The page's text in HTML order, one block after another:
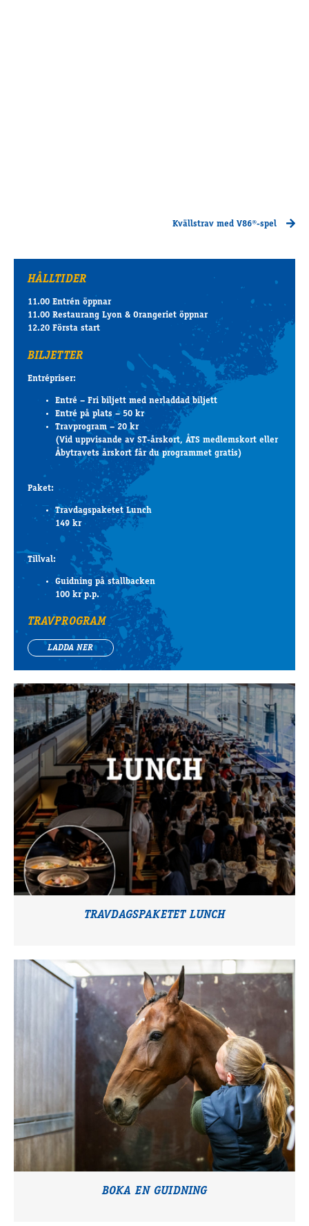
Kvällstrav med V86®-spel
HÅLLTIDER
11.00 Entrén öppnar
11.00 Restaurang Lyon & Orangeriet öppnar
12.20 Första start
BILJETTER
Entrépriser:
Entré – Fri biljett med nerladdad biljett
Entré på plats – 50 kr
Travprogram – 20 kr
(Vid uppvisande av ST-årskort, ÅTS medlemskort eller
Åbytravets årskort får du programmet gratis)
Paket:
Travdagspaketet Lunch
149 kr
Tillval:
Guidning på stallbacken
100 kr p.p.
TRAVPROGRAM
LADDA NER
TRAVDAGSPAKETET LUNCH
BOKA EN GUIDNING